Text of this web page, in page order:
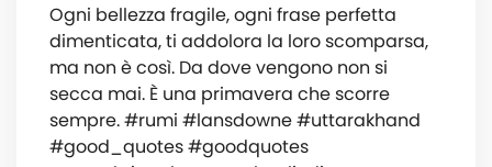
Ogni bellezza fragile, ogni frase perfetta
dimenticata, ti addolora la loro scomparsa,
ma non è così. Da dove vengono non si
secca mai. È una primavera che scorre
sempre. #rumi #lansdowne #uttarakhand
#good_quotes #goodquotes